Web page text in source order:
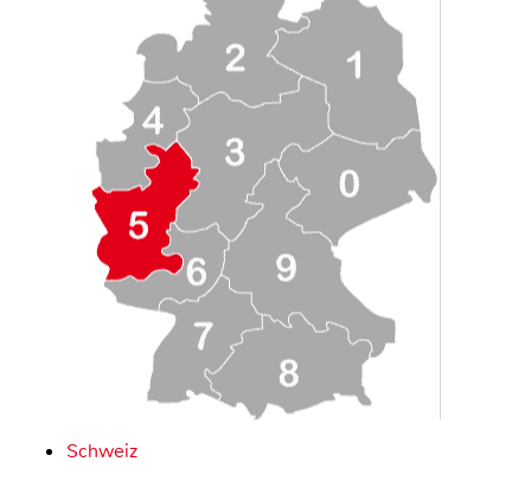
Schweiz